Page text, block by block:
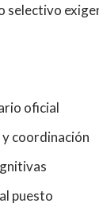
selectivo
oficial
coordinación
puesto